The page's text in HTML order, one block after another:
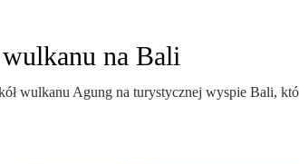
na Bali
wulkanu Agung na turystycznej wyspie Bali,